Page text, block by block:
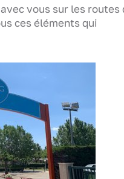
vous sur les routes
ces éléments qui